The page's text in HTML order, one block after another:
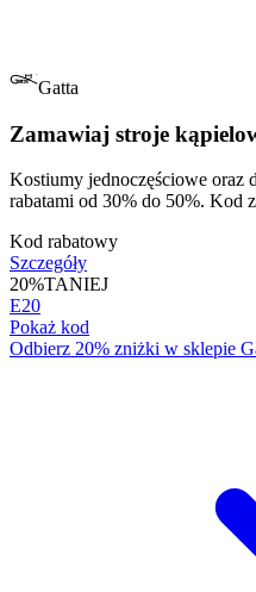
Gatta
Zamawiaj stroje
Kostiumy jednoczęściowe oraz
rabatami od 30% do 50%. Kod
Kod rabatowy
Szczegóły
20%TANIEJ
E20
Pokaż kod
Odbierz 20% zniżki w sklepie